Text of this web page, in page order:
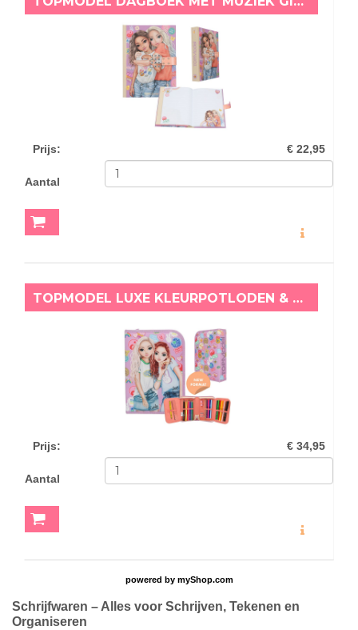
Prijs: € 22,95
Aantal
TOPMODEL LUXE KLEURPOTLODEN & VILTSTIFTEN ETUI GIRL POWER
Prijs: € 34,95
Aantal
powered by myShop.com
Schrijfwaren – Alles voor Schrijven, Tekenen en
Organiseren